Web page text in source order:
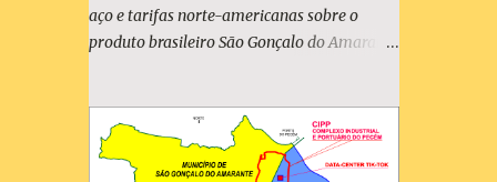
aço e tarifas norte-americanas sobre o
produto brasileiro São Gonçalo do Amarante
seus resultados financeiros e operacionais
consolidados (*) relativos ao exercício de
2025. As importações predatórias,